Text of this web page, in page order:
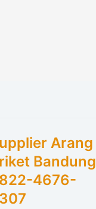
Arang
Bandung
4676-